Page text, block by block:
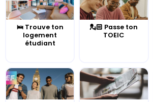
🛌 Trouve ton
logement
étudiant
💂🏻 Passe ton
TOEIC